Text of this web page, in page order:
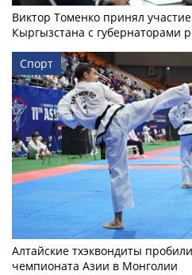
Виктор Томенко принял
Кыргызстана с губернаторами
Спорт
Алтайские тхэквондиты
чемпионата Азии в Монголии